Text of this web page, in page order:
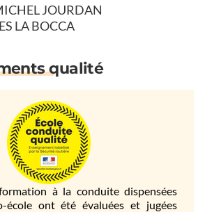
JOURDAN
LA BOCCA
qualité
à la conduite dispensées
école ont été évaluées et jugées